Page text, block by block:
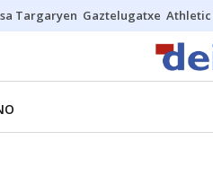
Targaryen Gaztelugatxe Athletic